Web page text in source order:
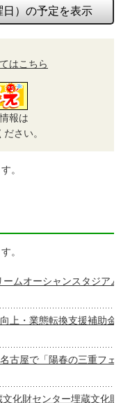
）の予定を表示
はこちら
報は
さい。
。
。
ムオーシャンスタジア
上・業態転換支援補助金
古屋で「陽春の三重フェ
化財センター埋蔵文化